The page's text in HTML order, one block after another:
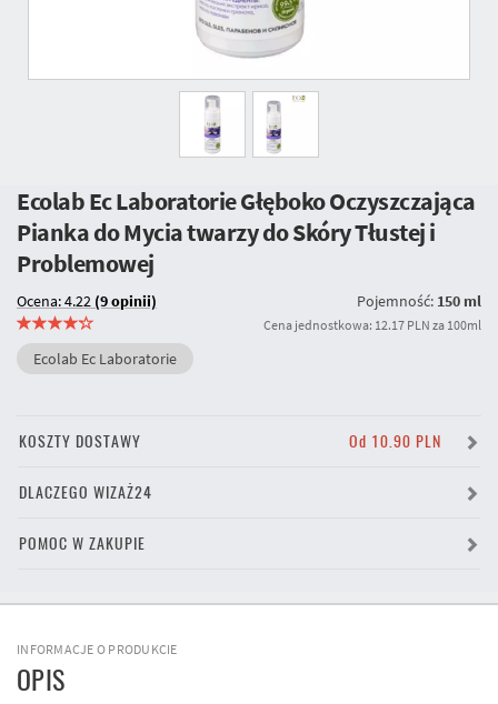
Ecolab Ec Laboratorie Głęboko Oczyszczająca
Pianka do Mycia twarzy do Skóry Tłustej i
Problemowej
Ocena: 4.22 (9 opinii) Pojemność: 150 ml
Cena jednostkowa: 12.17 PLN za 100ml
Ecolab Ec Laboratorie
KOSZTY DOSTAWY Od 10.90 PLN
DLACZEGO WIZAŻ24
POMOC W ZAKUPIE
INFORMACJE O PRODUKCIE
OPIS